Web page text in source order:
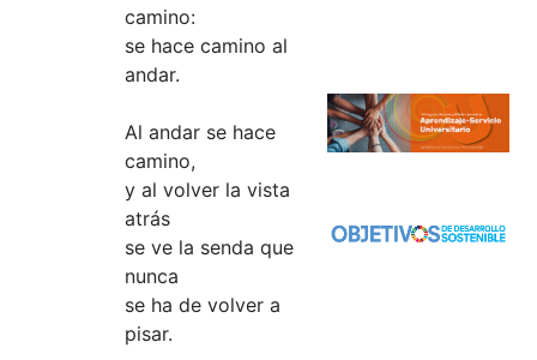
camino:
se hace camino al
andar.
Al andar se hace
camino,
y al volver la vista
atrás
se ve la senda que
nunca
se ha de volver a
pisar.